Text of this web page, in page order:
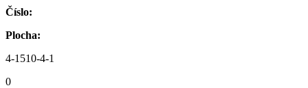
Číslo:
Plocha:
4-1510-4-1
0